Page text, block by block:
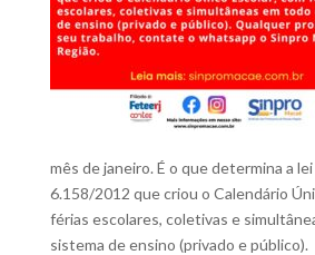
mês de janeiro. É o que determina a lei
6.158/2012 que criou o Calendário
férias escolares, coletivas e
sistema de ensino (privado e público).